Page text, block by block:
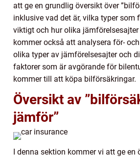
att ge en grundlig översikt över
inklusive vad det är, vilka typer som
viktigt och hur olika
kommer också att analysera för-
olika typer av jämförelsesajter och
faktorer som är avgörande för
kommer till att köpa bilförsäkringar.
Översikt av
jämför”
I denna sektion kommer vi att ge en